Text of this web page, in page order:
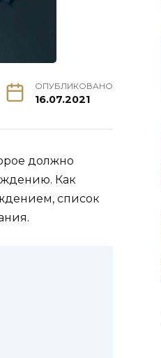
ОПУБЛИКОВАНО
16.07.2021
должно
Как
список